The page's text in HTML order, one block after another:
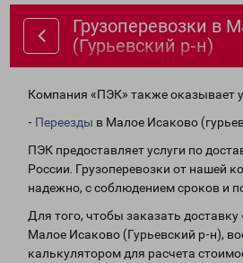
Грузоперевозки в
(Гурьевский р-н)
Компания «ПЭК» также оказывает
- Переезды в Малое Исаково
ПЭК предоставляет услуги по
России. Грузоперевозки от нашей
надежно, с соблюдением сроков и
Для того, чтобы заказать доставку
Малое Исаково (Гурьевский р-н),
калькулятором для расчета